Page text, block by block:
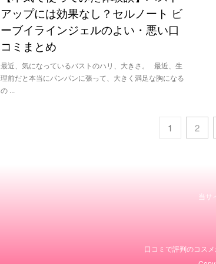
アップには効果なし？セルノート ビ
ーブイラインジェルのよい・悪い口
コミまとめ
最近、気になっているバストのハリ、大きさ。 最近、生
理前だと本当にパンパンに張って、大きく満足な胸になる
の ...
1 2
当サ
口コミで評判のコス